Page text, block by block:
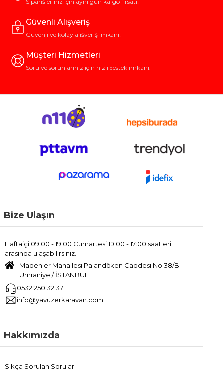
Siparişleriniz için aynı gün kargo fırsatı!
Güvenli Alışveriş
Güvenli ve kolay alışveriş imkanı!
Müşteri Hizmetleri
Soru ve sorunlarınız için hızlı destek imkanı.
Bize Ulaşın
Haftaiçi 09:00 - 19:00 Cumartesi 10:00 - 17:00 saatleri
arasında ulaşabilirsiniz.
Madenler Mahallesi Palandöken Caddesi No:38/B
Ümraniye / İSTANBUL
0532 250 32 37
info@yavuzerkaravan.com
Hakkımızda
Sıkça Sorulan Sorular